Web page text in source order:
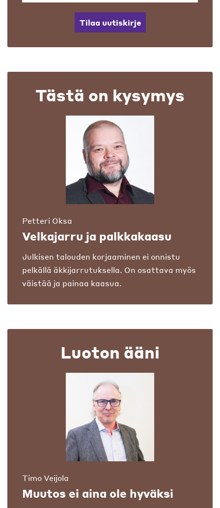
Tilaa uutiskirje
Tästä on kysymys
Petteri Oksa
Velkajarru ja palkkakaasu
Julkisen talouden korjaaminen ei onnistu
pelkällä äkkijarrutuksella. On osattava myös
väistää ja painaa kaasua.
Luoton ääni
Timo Veijola
Muutos ei aina ole hyväksi